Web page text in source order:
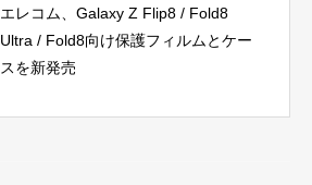
エレコム、Galaxy Z Flip8 / Fold8
Ultra / Fold8向け保護フィルムとケー
スを新発売